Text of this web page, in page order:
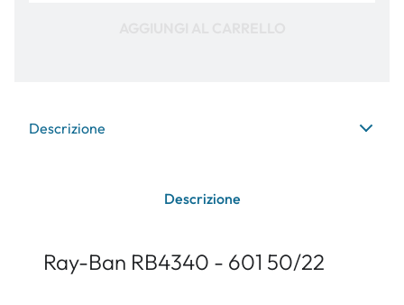
Descrizione
Descrizione
Ray-Ban RB4340 - 601 50/22